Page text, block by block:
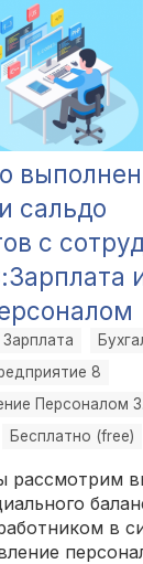
сальдо
с
Зарплата
8
Персоналом
Бесплатно (free)
рассмотрим
в